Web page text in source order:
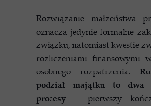
Rozwiązanie małżeństwa
oznacza jedynie formalne
związku, natomiast kwestie
rozliczeniami finansowymi
osobnego rozpatrzenia.
podział majątku to dwa
procesy – pierwszy